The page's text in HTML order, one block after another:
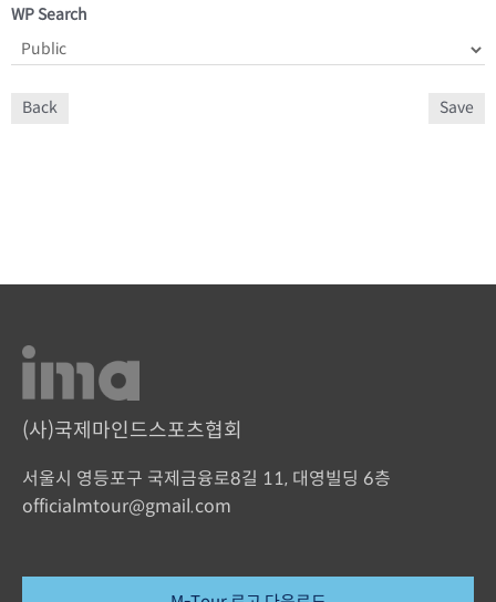
WP Search
Back Save
(사)국제마인드스포츠협회
서울시 영등포구 국제금융로8길 11, 대영빌딩 6층
officialmtour@gmail.com